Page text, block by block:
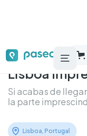
Lisboa
Si acabas de
la parte
Lisboa, Portugal